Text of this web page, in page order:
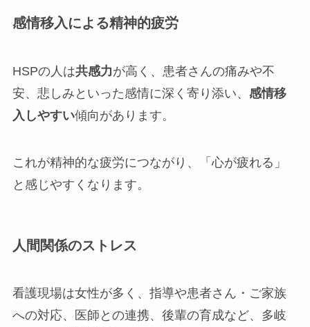
感情移入による精神的疲労
HSPの人は共感力が高く、患者さんの痛みや不
安、悲しみといった感情に深く寄り添い、 感情移
入しやすい傾向があります。
これが精神的な疲労につながり、「心が疲れる」
と感じやすくなります。
人間関係のストレス
看護現場は女性が多く、指導や患者さん・ご家族
への対応、医師との連携、後輩の育成など、多岐